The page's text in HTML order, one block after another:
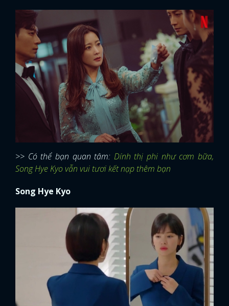
>> Có thể bạn quan tâm: Dính thị phi như cơm bữa,
Song Hye Kyo vẫn vui tươi kết nạp thêm bạn
Song Hye Kyo